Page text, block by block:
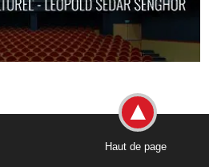
Haut de page